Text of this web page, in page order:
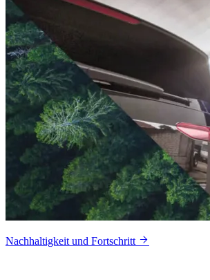
Nachhaltigkeit und Fortschritt